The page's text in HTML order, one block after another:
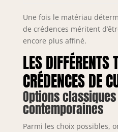
Une fois le matériau
de crédences méritent
encore plus affiné.
LES DIFFÉRENTS
CRÉDENCES DE
Options
contemporaines
Parmi les choix possibles,